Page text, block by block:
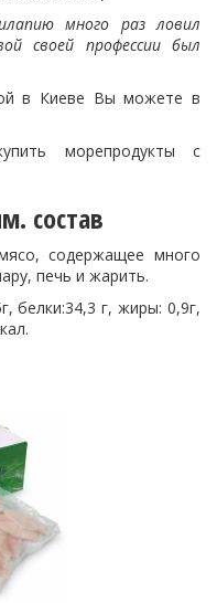
много раз ловил
своей профессии был
в Киеве Вы можете в
морепродукты с
состав
содержащее много
печь и жарить.
белки:34,3 г, жиры: 0,9г,